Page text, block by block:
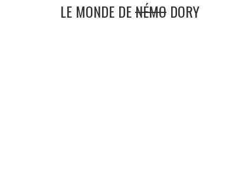
LE MONDE DENÉMO DORY